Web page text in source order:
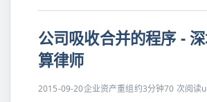
公司吸收合并的程序 -
算律师
2015-09-20企业资产重组约3分钟70 次阅读